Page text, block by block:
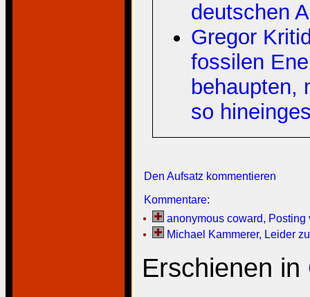
deutschen
Gregor
fossilen
behaupten,
so
Den Aufsatz kommentieren
Kommentare:
anonymous coward, Posting
Michael Kammerer, Leider
Erschienen in